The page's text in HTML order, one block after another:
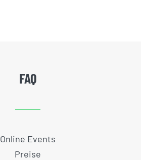
FAQ
Online Events
Preise